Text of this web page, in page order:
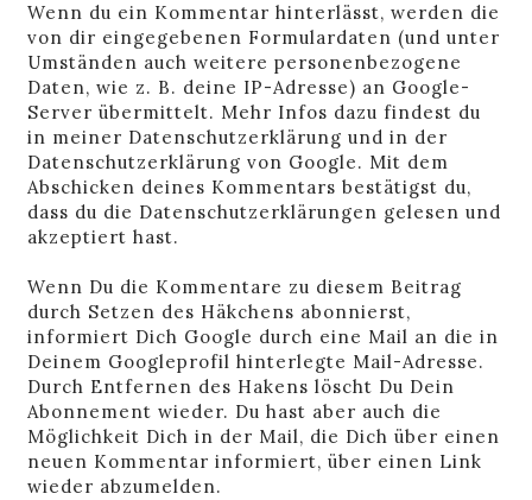
Wenn du ein Kommentar hinterlässt, werden die
von dir eingegebenen Formulardaten (und unter
Umständen auch weitere personenbezogene
Daten, wie z. B. deine IP-Adresse) an Google-
Server übermittelt. Mehr Infos dazu findest du
in meiner Datenschutzerklärung und in der
Datenschutzerklärung von Google. Mit dem
Abschicken deines Kommentars bestätigst du,
dass du die Datenschutzerklärungen gelesen und
akzeptiert hast.
Wenn Du die Kommentare zu diesem Beitrag
durch Setzen des Häkchens abonnierst,
informiert Dich Google durch eine Mail an die in
Deinem Googleprofil hinterlegte Mail-Adresse.
Durch Entfernen des Hakens löscht Du Dein
Abonnement wieder. Du hast aber auch die
Möglichkeit Dich in der Mail, die Dich über einen
neuen Kommentar informiert, über einen Link
wieder abzumelden.